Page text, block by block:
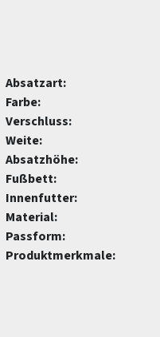
Absatzart:
Farbe:
Verschluss:
Weite:
Absatzhöhe:
Fußbett:
Innenfutter:
Material:
Passform:
Produktmerkmale: